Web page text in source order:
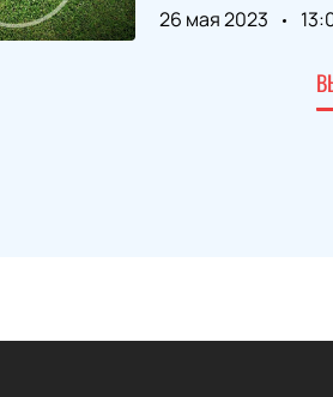
26 мая 2023